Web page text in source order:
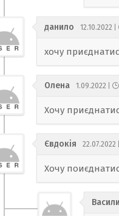
данило 12.10.2022
хочу
Олена 1.09.2022
Хочу
Євдокія 22.07.2022
Хочу